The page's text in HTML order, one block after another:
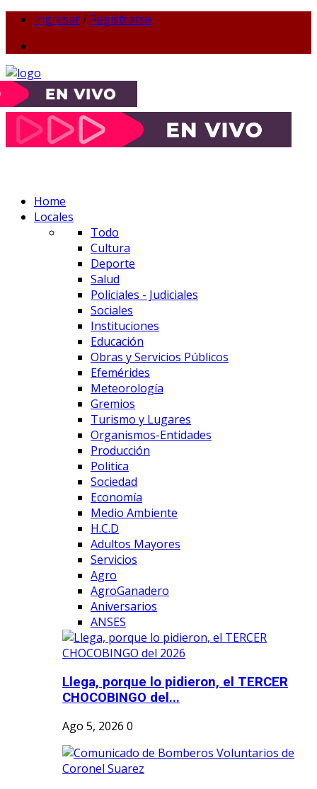
Ingresar/ Registrarse
Home
Locales
Todo
Cultura
Deporte
Salud
Policiales - Judiciales
Sociales
Instituciones
Educación
Obras y Servicios Públicos
Efemérides
Meteorología
Gremios
Turismo y Lugares
Organismos-Entidades
Producción
Politica
Sociedad
Economía
Medio Ambiente
H.C.D
Adultos Mayores
Servicios
Agro
AgroGanadero
Aniversarios
ANSES
Llega, porque lo pidieron, el TERCER
CHOCOBINGO del...
Ago 5, 2026 0